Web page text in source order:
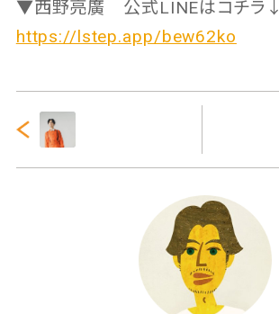
▼西野亮廣 公式LINEはコチラ↓
https://lstep.app/bew62ko